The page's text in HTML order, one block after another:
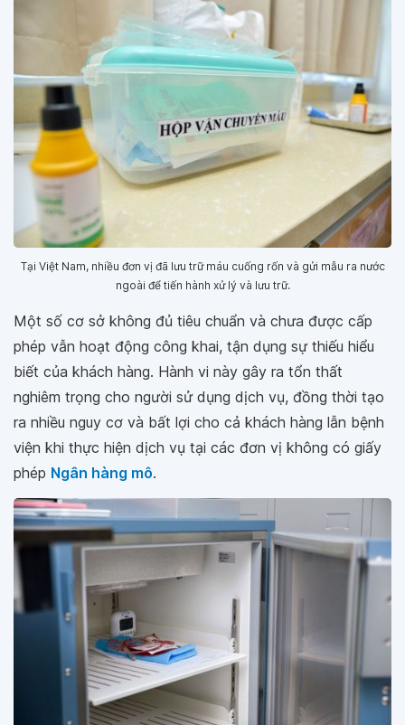
Tại Việt Nam, nhiều đơn vị đã lưu trữ máu cuống rốn và gửi mẫu ra nước
ngoài để tiến hành xử lý và lưu trữ.
Một số cơ sở không đủ tiêu chuẩn và chưa được cấp
phép vẫn hoạt động công khai, tận dụng sự thiếu hiểu
biết của khách hàng. Hành vi này gây ra tổn thất
nghiêm trọng cho người sử dụng dịch vụ, đồng thời tạo
ra nhiều nguy cơ và bất lợi cho cả khách hàng lẫn bệnh
viện khi thực hiện dịch vụ tại các đơn vị không có giấy
phép Ngân hàng mô.